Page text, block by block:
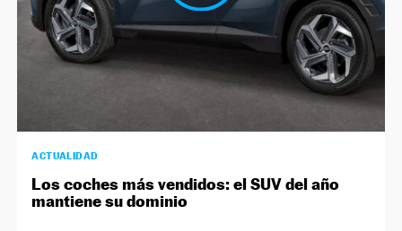
ACTUALIDAD
Los coches más vendidos: el SUV del año
mantiene su dominio